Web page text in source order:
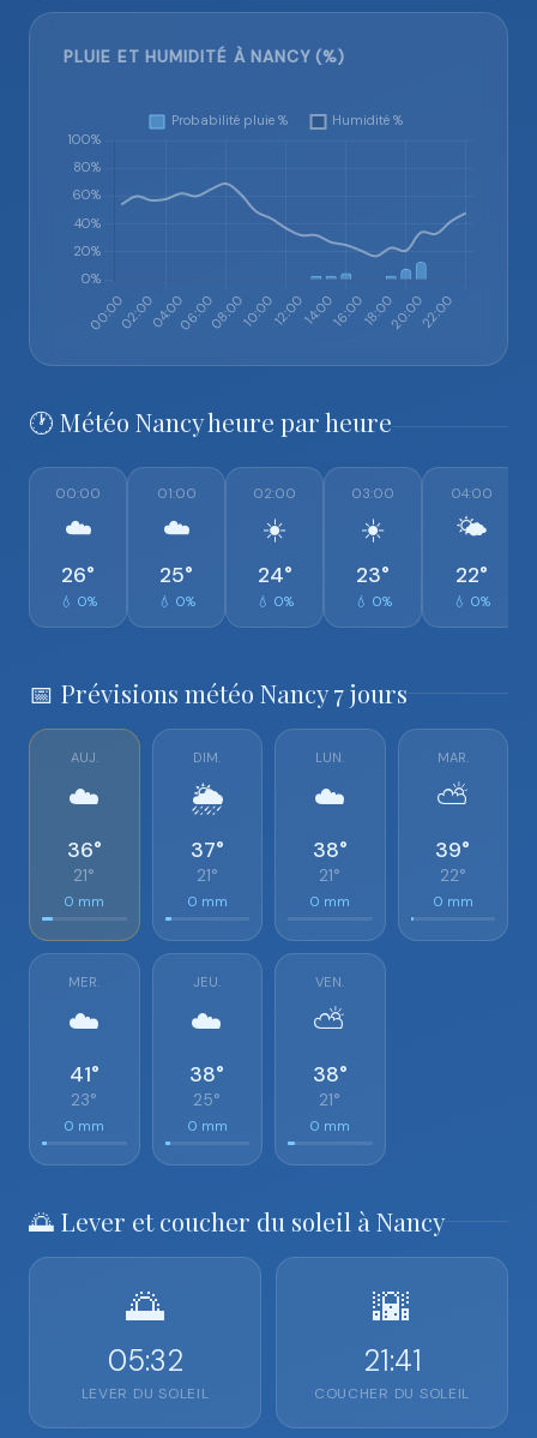
PLUIE ET HUMIDITÉ À NANCY (%)
🕐 Météo Nancy heure par heure
00:00
☁️
26°
💧 0%
01:00
☁️
25°
💧 0%
02:00
☀️
24°
💧 0%
03:00
☀️
23°
💧 0%
04:00
🌤️
22°
💧 0%
📅 Prévisions météo Nancy 7 jours
AUJ.
☁️
36°
21°
0 mm
DIM.
🌦️
37°
21°
0 mm
LUN.
☁️
38°
21°
0 mm
MAR.
⛅
39°
22°
0 mm
MER.
☁️
41°
23°
0 mm
JEU.
☁️
38°
25°
0 mm
VEN.
⛅
38°
21°
0 mm
🌅 Lever et coucher du soleil à Nancy
🌅
05:32
LEVER DU SOLEIL
🌇
21:41
COUCHER DU SOLEIL